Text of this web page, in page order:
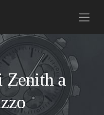
a